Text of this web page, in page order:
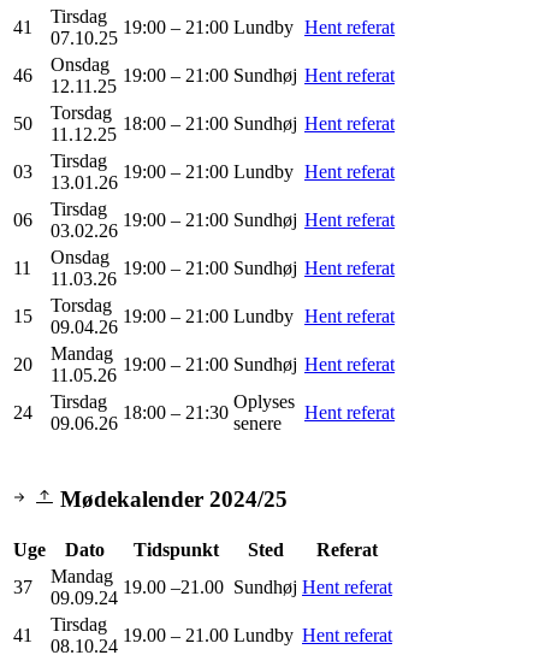
41
Tirsdag
07.10.25
19:00 – 21:00 Lundby Hent referat
46
Onsdag
12.11.25
19:00 – 21:00 Sundhøj Hent referat
50
Torsdag
11.12.25
18:00 – 21:00 Sundhøj Hent referat
03
Tirsdag
13.01.26
19:00 – 21:00 Lundby Hent referat
06
Tirsdag
03.02.26
19:00 – 21:00 Sundhøj Hent referat
11
Onsdag
11.03.26
19:00 – 21:00 Sundhøj Hent referat
15
Torsdag
09.04.26
19:00 – 21:00 Lundby Hent referat
20
Mandag
11.05.26
19:00 – 21:00 Sundhøj Hent referat
24
Tirsdag
09.06.26
18:00 – 21:30
Oplyses
senere
Hent referat
Mødekalender 2024/25
Uge Dato Tidspunkt Sted
Referat
37
Mandag
09.09.24
19.00 –21.00 Sundhøj Hent referat
41
Tirsdag
08.10.24
19.00 – 21.00 Lundby Hent referat